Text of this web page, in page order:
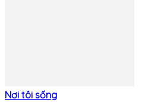
Nơi tôi sống